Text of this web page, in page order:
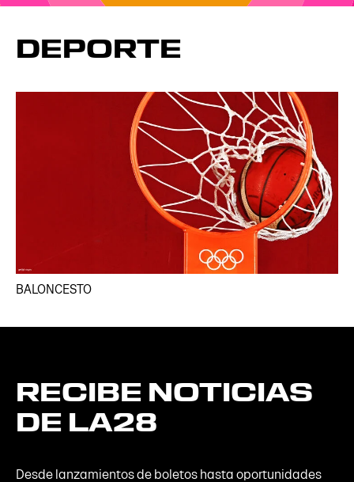
DEPORTE
BALONCESTO
RECIBE NOTICIAS
DE LA28
Desde lanzamientos de boletos hasta oportunidades